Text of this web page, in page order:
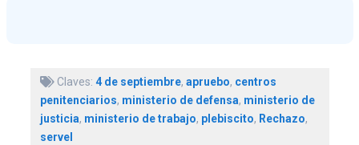
Claves: 4 de septiembre, apruebo, centros
penitenciarios, ministerio de defensa, ministerio de
justicia, ministerio de trabajo, plebiscito, Rechazo,
servel